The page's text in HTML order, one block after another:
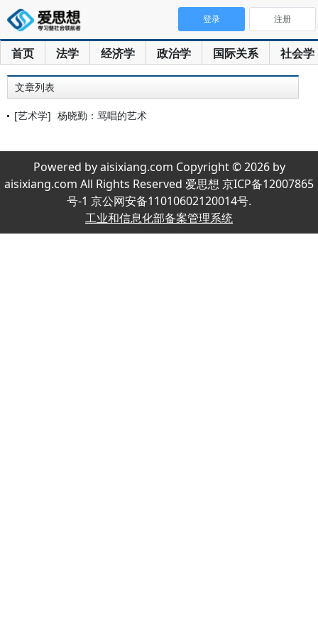
首页 法学 经济学 政治学 国际关系 社会学
登录 注册
文章列表
[艺术学] 杨晓勤：骂唱的艺术
Powered by aisixiang.com Copyright © 2026 by
aisixiang.com All Rights Reserved 爱思想 京ICP备12007865
号-1 京公网安备11010602120014号.
工业和信息化部备案管理系统